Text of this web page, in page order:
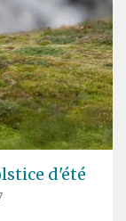
d'été